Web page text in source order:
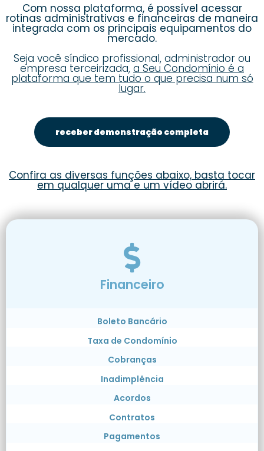
Com nossa plataforma, é possível acessar
rotinas administrativas e financeiras de maneira
integrada com os principais equipamentos do
mercado.
Seja você síndico profissional, administrador ou
empresa terceirizada, a Seu Condomínio é a
plataforma que tem tudo o que precisa num só
lugar.
receber demonstração completa
Confira as diversas funções abaixo, basta tocar
em qualquer uma e um vídeo abrirá.
Financeiro
Boleto Bancário
Taxa de Condomínio
Cobranças
Inadimplência
Acordos
Contratos
Pagamentos